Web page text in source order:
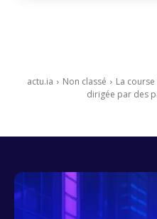
actu.ia Non classé
La
dirigée par des